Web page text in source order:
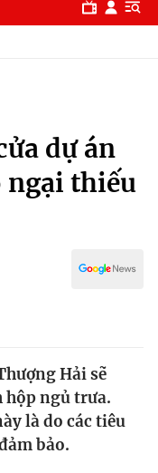
dự án
ngại thiếu
Hải sẽ
hộp ngủ trưa.
là do các tiêu
bảo.